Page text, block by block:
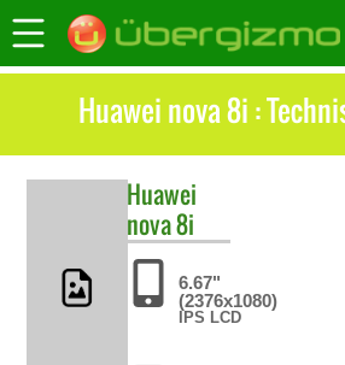
Huawei nova 8i :
Huawei
nova 8i
6.67"
(2376x1080)
IPS LCD